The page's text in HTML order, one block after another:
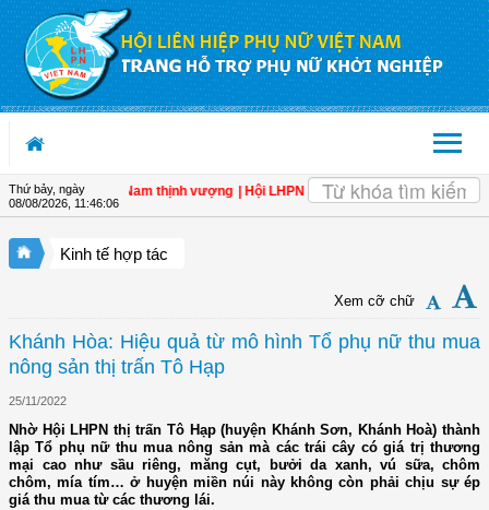
Truy cập nội dung luôn
Thứ bảy, ngày
08/08/2026 11:46:07
cho một Việt Nam thịnh vượng | Hội LHPN tỉnh Kiên Giang biểu dương phụ
Kinh tế hợp tác
Xem cỡ chữ
Khánh Hòa: Hiệu quả từ mô hình Tổ phụ nữ thu mua
nông sản thị trấn Tô Hạp
25/11/2022
Nhờ Hội LHPN thị trấn Tô Hạp (huyện Khánh Sơn, Khánh Hoà) thành
lập Tổ phụ nữ thu mua nông sản mà các trái cây có giá trị thương
mại cao như sầu riêng, măng cụt, bưởi da xanh, vú sữa, chôm
chôm, mía tím… ở huyện miền núi này không còn phải chịu sự ép
giá thu mua từ các thương lái.